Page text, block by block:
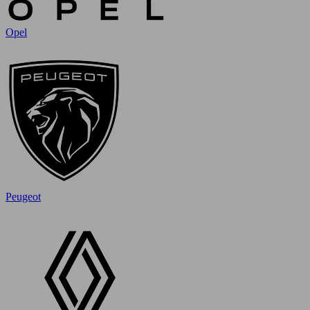
Opel
Peugeot